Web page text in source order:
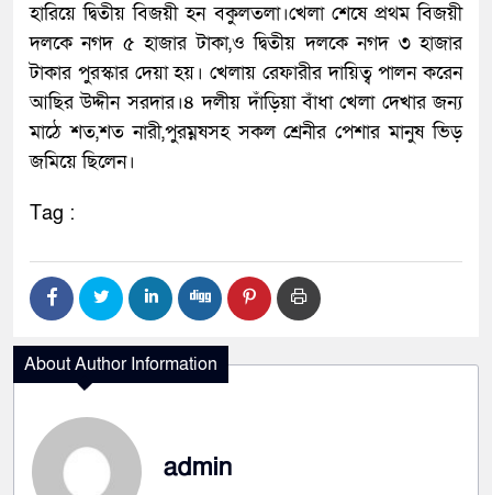
হারিয়ে দ্বিতীয় বিজয়ী হন বকুলতলা।খেলা শেষে প্রথম বিজয়ী
দলকে নগদ ৫ হাজার টাকা,ও দ্বিতীয় দলকে নগদ ৩ হাজার
টাকার পুরস্কার দেয়া হয়। খেলায় রেফারীর দায়িত্ব পালন করেন
আছির উদ্দীন সরদার।৪ দলীয় দাঁড়িয়া বাঁধা খেলা দেখার জন্য
মাঠে শত,শত নারী,পুরম্নষসহ সকল শ্রেনীর পেশার মানুষ ভিড়
জমিয়ে ছিলেন।
Tag :
About Author Information
admin